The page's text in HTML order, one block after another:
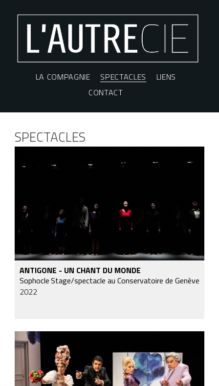
LA COMPAGNIE SPECTACLES
LIENS
CONTACT
SPECTACLES
ANTIGONE - UN CHANT DU MONDE
SophocleStage/spectacle au Conservatoire de Genève
2022